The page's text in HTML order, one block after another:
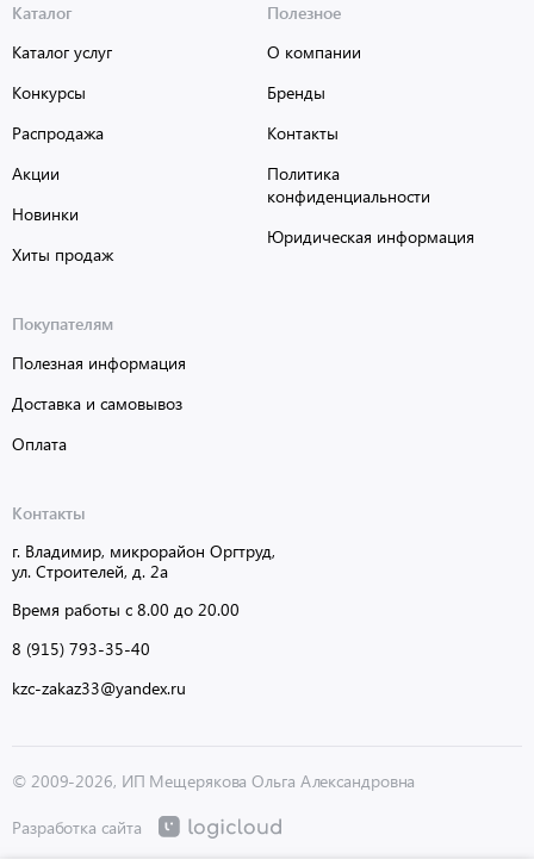
Каталог
Каталог услуг
Конкурсы
Распродажа
Акции
Новинки
Хиты продаж
Полезное
О компании
Бренды
Контакты
Политика
конфиденциальности
Юридическая информация
Покупателям
Полезная информация
Доставка и самовывоз
Оплата
Контакты
г. Владимир, микрорайон Оргтруд,
ул. Строителей, д. 2а
Время работы с 8.00 до 20.00
8 (915) 793-35-40
kzc-zakaz33@yandex.ru
© 2009-2026, ИП Мещерякова Ольга Александровна
Разработка сайта